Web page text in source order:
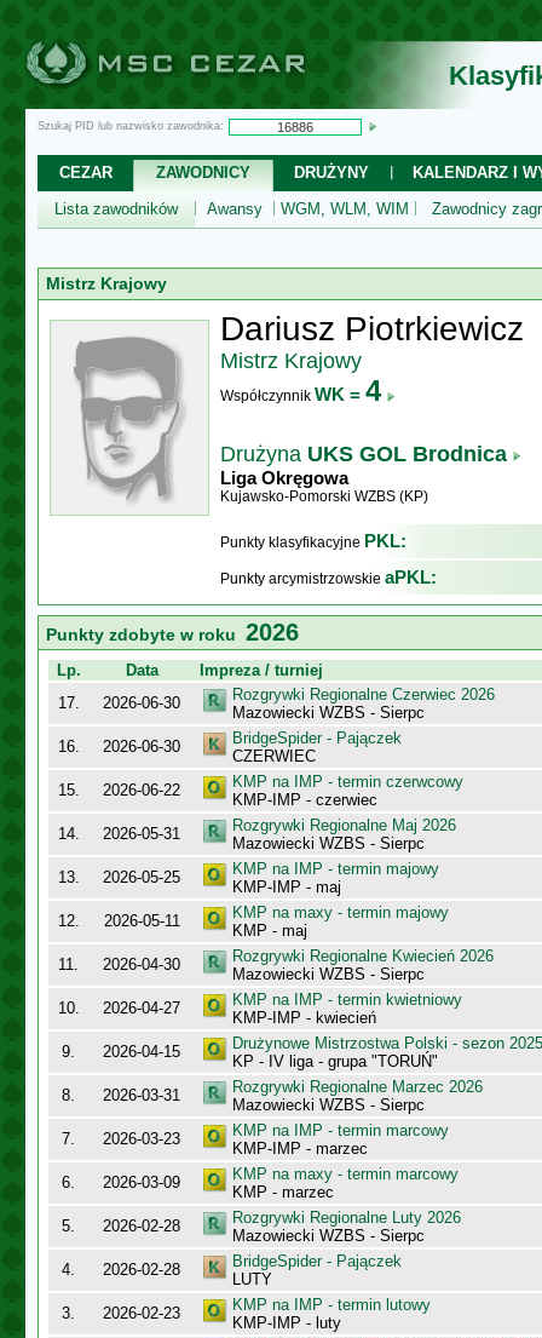
Szukaj PID lub nazwisko zawodnika:
CEZAR ZAWODNICY DRUŻYNY
KALENDARZ I
Lista zawodników
Awansy WGM, WLM, WIM Zawodnicy
Mistrz Krajowy
Dariusz Piotrkiewicz
Mistrz Krajowy
Współczynnik WK = 4
Drużyna UKS GOL Brodnica
Liga Okręgowa
Kujawsko-Pomorski WZBS (KP)
Punkty klasyfikacyjne PKL:
Punkty arcymistrzowskie aPKL:
Punkty zdobyte w roku 2026
Lp. Data
Impreza / turniej
17.
2026-06-30
Rozgrywki Regionalne Czerwiec 2026
Mazowiecki WZBS - Sierpc
16.
2026-06-30
BridgeSpider - Pajączek
CZERWIEC
15.
2026-06-22
KMP na IMP - termin czerwcowy
KMP-IMP - czerwiec
14.
2026-05-31
Rozgrywki Regionalne Maj 2026
Mazowiecki WZBS - Sierpc
13.
2026-05-25
KMP na IMP - termin majowy
KMP-IMP - maj
12.
2026-05-11
KMP na maxy - termin majowy
KMP - maj
11.
2026-04-30
Rozgrywki Regionalne Kwiecień 2026
Mazowiecki WZBS - Sierpc
10.
2026-04-27
KMP na IMP - termin kwietniowy
KMP-IMP - kwiecień
9.
2026-04-15
Drużynowe Mistrzostwa Polski - sezon
KP - IV liga - grupa "TORUŃ"
8.
2026-03-31
Rozgrywki Regionalne Marzec 2026
Mazowiecki WZBS - Sierpc
7.
2026-03-23
KMP na IMP - termin marcowy
KMP-IMP - marzec
6.
2026-03-09
KMP na maxy - termin marcowy
KMP - marzec
5.
2026-02-28
Rozgrywki Regionalne Luty 2026
Mazowiecki WZBS - Sierpc
4.
2026-02-28
BridgeSpider - Pajączek
LUTY
3.
2026-02-23
KMP na IMP - termin lutowy
KMP-IMP - luty